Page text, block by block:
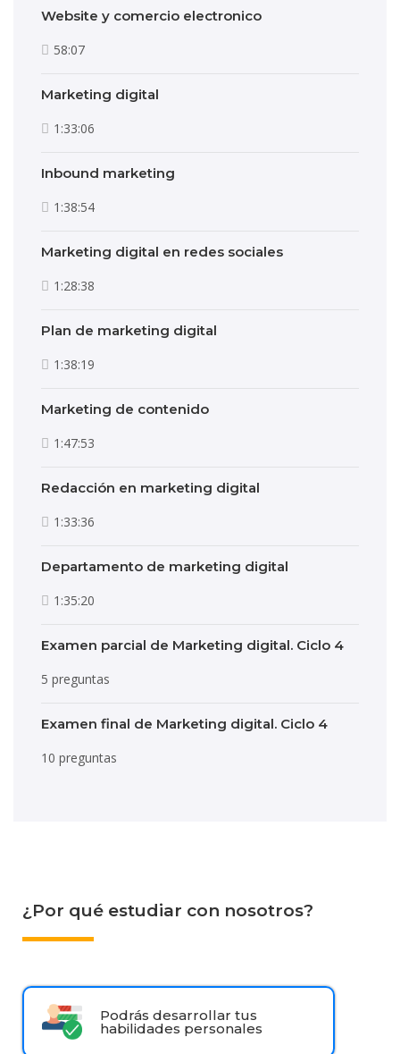
Website y comercio electronico
58:07
Marketing digital
1:33:06
Inbound marketing
1:38:54
Marketing digital en redes sociales
1:28:38
Plan de marketing digital
1:38:19
Marketing de contenido
1:47:53
Redacción en marketing digital
1:33:36
Departamento de marketing digital
1:35:20
Examen parcial de Marketing digital. Ciclo 4
5 preguntas
Examen final de Marketing digital. Ciclo 4
10 preguntas
¿Por qué estudiar con nosotros?
Podrás desarrollar tus
habilidades personales